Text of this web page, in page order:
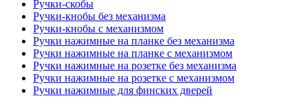
Ручки-скобы
Ручки-кнобы без механизма
Ручки-кнобы с механизмом
Ручки нажимные на планке без механизма
Ручки нажимные на планке с механизмом
Ручки нажимные на розетке без механизма
Ручки нажимные на розетке с механизмом
Ручки нажимные для финских дверей